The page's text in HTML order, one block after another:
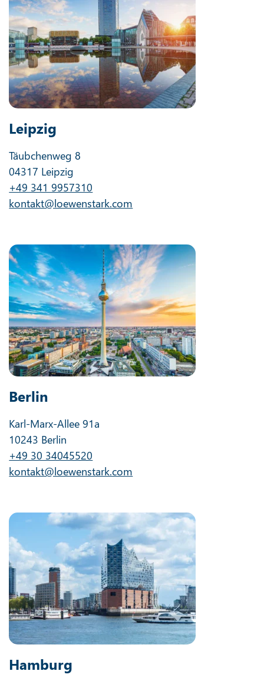
Leipzig
Täubchenweg 8
04317 Leipzig
+49 341 9957310
kontakt@loewenstark.com
Berlin
Karl-Marx-Allee 91a
10243 Berlin
+49 30 34045520
kontakt@loewenstark.com
Hamburg